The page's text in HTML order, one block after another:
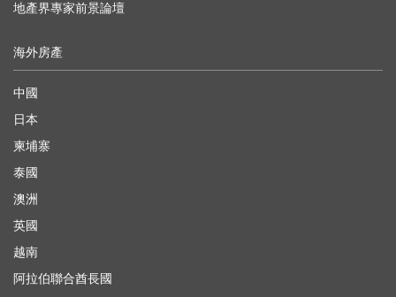
地產界專家前景論壇
海外房產
中國
日本
柬埔寨
泰國
澳洲
英國
越南
阿拉伯聯合酋長國